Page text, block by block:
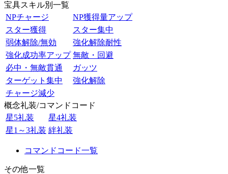
宝具スキル別一覧
NPチャージ
NP獲得量アップ
スター獲得
スター集中
弱体解除/無効
強化解除耐性
強化成功率アップ 無敵・回避
必中・無敵貫通
ガッツ
ターゲット集中
強化解除
チャージ減少
概念礼装/コマンドコード
星5礼装
星4礼装
星1～3礼装 絆礼装
コマンドコード一覧
その他一覧